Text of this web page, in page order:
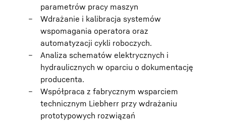
parametrów pracy maszyn
Wdrażanie i kalibracja systemów
wspomagania operatora oraz
automatyzacji cykli roboczych.
Analiza schematów elektrycznych i
hydraulicznych w oparciu o dokumentację
producenta.
Współpraca z fabrycznym wsparciem
technicznym Liebherr przy wdrażaniu
prototypowych rozwiązań